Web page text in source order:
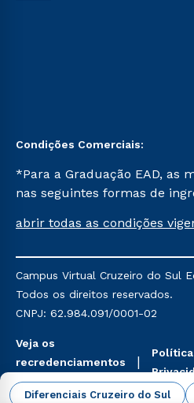
Diferenciais Cruzeiro do Sul
Condições Comerciais:
*Para a Graduação EAD, as
nas seguintes formas de
Já para as demais, a taxa de
mencionadas são referentes
Religioso, Geografia para a
do Ensino de História:
abrir todas as condições
Campus Virtual Cruzeiro do Sul
Todos os direitos reservados.
CNPJ: 62.984.091/0001-02
Veja os
recredenciamentos
aqui